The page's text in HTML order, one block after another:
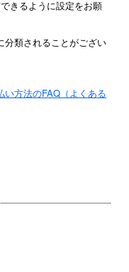
きるように設定をお願
分類されることがござい
い方法のFAQ（よくある